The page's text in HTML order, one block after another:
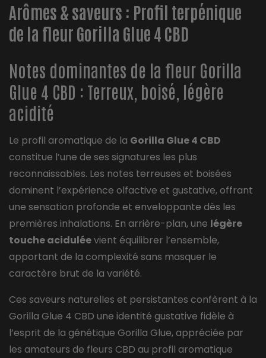
Arômes & saveurs : Profil terpénique
de la fleur Gorilla Glue 4 CBD
Notes dominantes de la fleur Gorilla
Glue 4 CBD : Terreux, boisé, légère
acidité
Le profil aromatique de la Gorilla Glue 4 CBD
constitue l’une de ses signatures les plus
reconnaissables. Les notes terreuses et boisées
dominent l’expérience olfactive et gustative, offrant
une sensation profonde et enveloppante dès les
premières inhalations. En arrière-plan, une légère
touche aciduléevient équilibrer l’ensemble,
apportant de la complexité sans masquer le
caractère brut de la variété.
Ces saveurs naturelles et persistantes confèrent à la
Gorilla Glue 4 CBD une identité gustative fidèle à
l’esprit de la génétique Gorilla Glue, appréciée par
les amateurs de fleurs CBD au profil aromatique